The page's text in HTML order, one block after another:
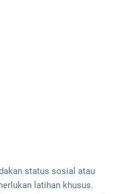
status sosial atau
latihan khusus.